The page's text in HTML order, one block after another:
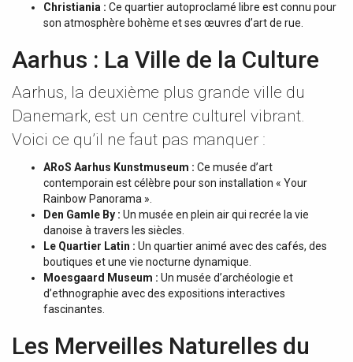
Christiania : Ce quartier autoproclamé libre est connu pour
son atmosphère bohème et ses œuvres d’art de rue.
Aarhus : La Ville de la Culture
Aarhus, la deuxième plus grande ville du
Danemark, est un centre culturel vibrant.
Voici ce qu’il ne faut pas manquer :
ARoS Aarhus Kunstmuseum : Ce musée d’art
contemporain est célèbre pour son installation « Your
Rainbow Panorama ».
Den Gamle By : Un musée en plein air qui recrée la vie
danoise à travers les siècles.
Le Quartier Latin : Un quartier animé avec des cafés, des
boutiques et une vie nocturne dynamique.
Moesgaard Museum : Un musée d’archéologie et
d’ethnographie avec des expositions interactives
fascinantes.
Les Merveilles Naturelles du